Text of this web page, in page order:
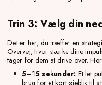
Trin 3: Vælg din
Det er her, du træffer en
Overvej, hvor stærke dine
tager for dem at drive over.
5–15 sekunder: Et let
brug for et kort øjeblik til